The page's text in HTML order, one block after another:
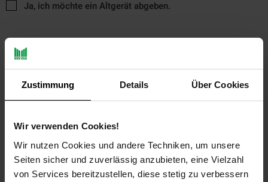
Zustimmung Details Über Cookies
Wir verwenden Cookies!
Wir nutzen Cookies und andere Techniken, um unsere
Seiten sicher und zuverlässig anzubieten, eine Vielzahl
von Services bereitzustellen, diese stetig zu verbessern
Ja, ich möchte ein Altgerät abgeben.
Payback Punkte Basis°Punkte:
22
Extra°Punkte: